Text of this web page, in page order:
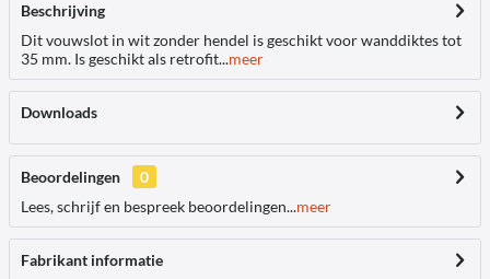
Beschrijving
Dit vouwslot in wit zonder hendel is geschikt voor wanddiktes tot
35 mm. Is geschikt als retrofit...meer
Downloads
Beoordelingen
0
Lees, schrijf en bespreek beoordelingen...meer
Fabrikant informatie